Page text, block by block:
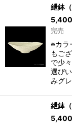
紲鉢
5,400
完売
※カラ
もご
で少
選び
みグ
紲鉢
5,400